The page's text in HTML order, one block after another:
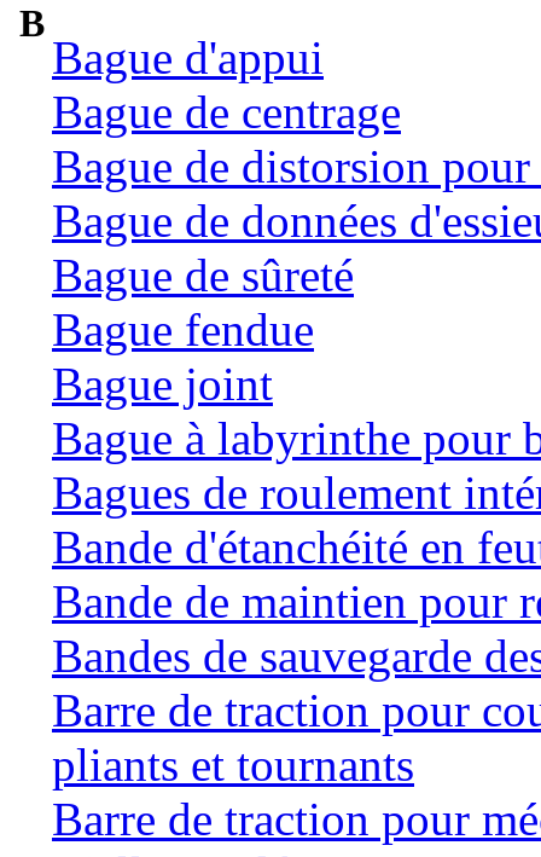
B
Bague d'appui
Bague de centrage
Bague de distorsion
Bague de données
Bague de sûreté
Bague fendue
Bague joint
Bague à labyrinthe pour
Bagues de roulement
Bande d'étanchéité en
Bande de maintien pour
Bandes de sauvegarde
Barre de traction pour
pliants et tournants
Barre de traction pour